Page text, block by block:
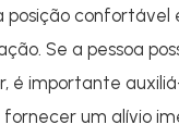
posição confortável
Se a pessoa
é importante
fornecer um alívio